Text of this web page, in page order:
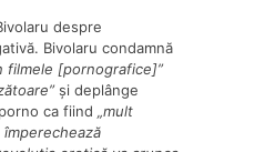
despre
Bivolaru condamnă
filmele [pornografice]”
și deplânge
ca fiind „mult